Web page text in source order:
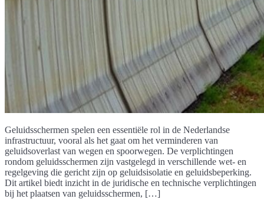
Geluidsschermen spelen een essentiële rol in de Nederlandse
infrastructuur, vooral als het gaat om het verminderen van
geluidsoverlast van wegen en spoorwegen. De verplichtingen
rondom geluidsschermen zijn vastgelegd in verschillende wet- en
regelgeving die gericht zijn op geluidsisolatie en geluidsbeperking.
Dit artikel biedt inzicht in de juridische en technische verplichtingen
bij het plaatsen van geluidsschermen, […]